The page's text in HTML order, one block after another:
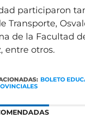
participaron
Transporte,
de la Facultad
entre otros.
BOLETO